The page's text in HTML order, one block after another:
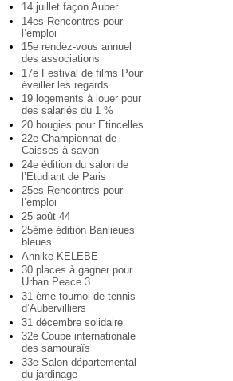
14 juillet façon Auber
14es Rencontres pour
l’emploi
15e rendez-vous annuel
des associations
17e Festival de films Pour
éveiller les regards
19 logements à louer pour
des salariés du 1 %
20 bougies pour Etincelles
22e Championnat de
Caisses à savon
24e édition du salon de
l’Etudiant de Paris
25es Rencontres pour
l’emploi
25 août 44
25ème édition Banlieues
bleues
Annike KELEBE
30 places à gagner pour
Urban Peace 3
31 ème tournoi de tennis
d’Aubervilliers
31 décembre solidaire
32e Coupe internationale
des samouraïs
33e Salon départemental
du jardinage